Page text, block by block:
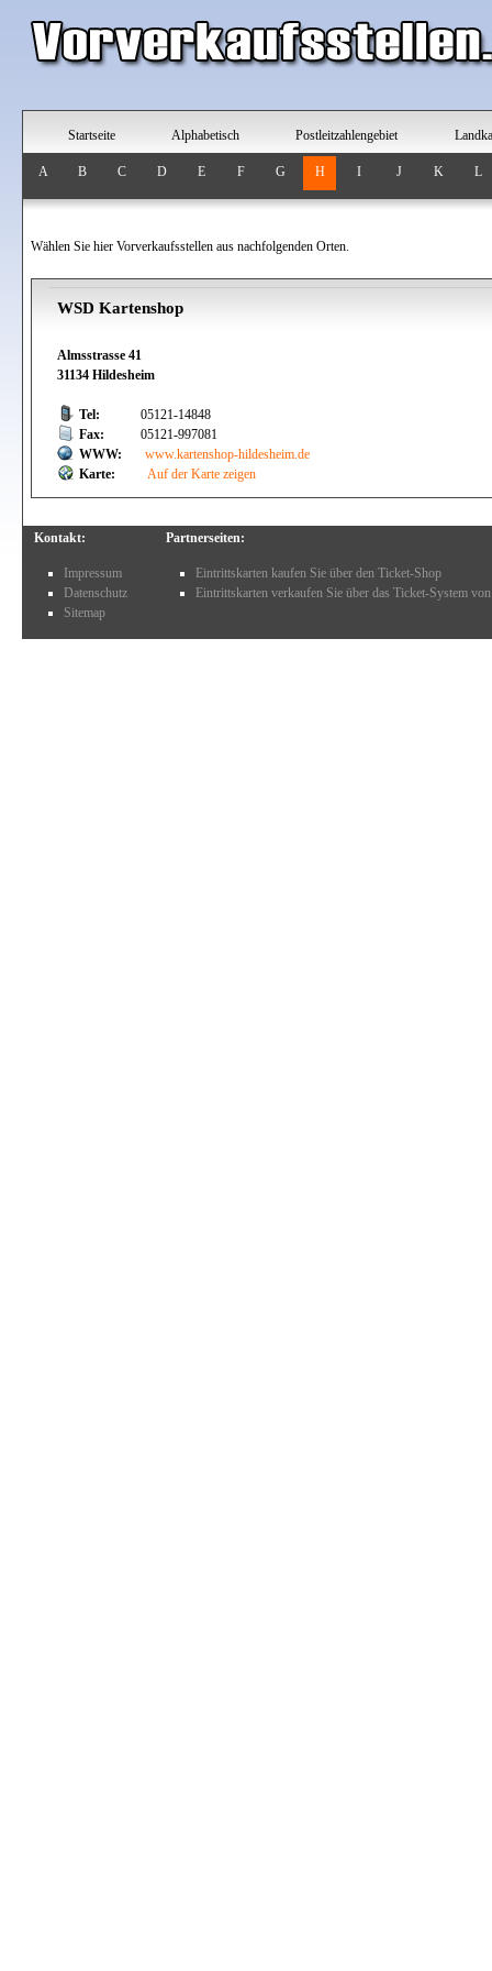
Startseite Alphabetisch Postleitzahlengebiet
A B C D E F G H I J K L
Wählen Sie hier Vorverkaufsstellen aus nachfolgenden Orten.
WSD Kartenshop
Almsstrasse 41
31134 Hildesheim
Tel:
05121-14848
Fax:
05121-997081
WWW:
www.kartenshop-hildesheim.de
Karte:
Auf der Karte zeigen
Kontakt:
Impressum
Datenschutz
Sitemap
Partnerseiten:
Eintrittskarten kaufen Sie über den Ticket-Shop
Eintrittskarten verkaufen Sie über das Ticket-System